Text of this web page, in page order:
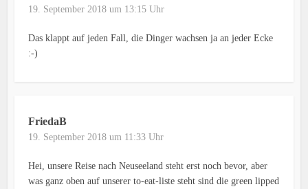
19. September 2018 um 13:15 Uhr
Das klappt auf jeden Fall, die Dinger wachsen ja an jeder Ecke
:-)
FriedaB
19. September 2018 um 11:33 Uhr
Hei, unsere Reise nach Neuseeland steht erst noch bevor, aber
was ganz oben auf unserer to-eat-liste steht sind die green lipped